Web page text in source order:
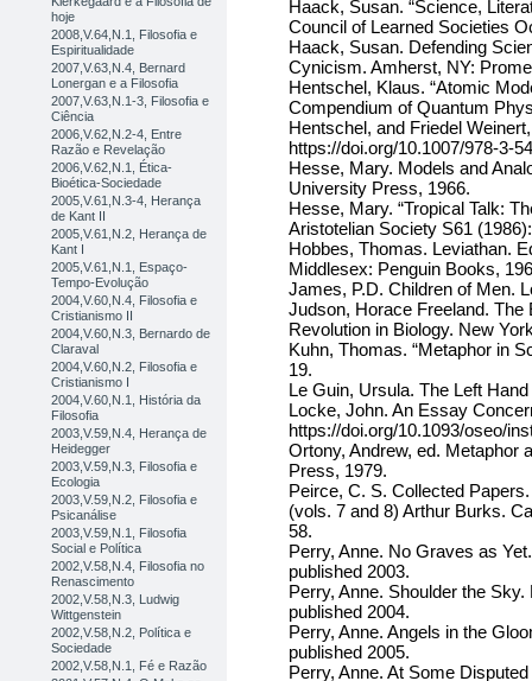
hoje
2008,V.64,N.1, Filosofia e
Espiritualidade
2007,V.63,N.4, Bernard
Lonergan e a Filosofia
2007,V.63,N.1-3, Filosofia e
Ciência
2006,V.62,N.2-4, Entre
Razão e Revelação
2006,V.62,N.1, Ética-
Bioética-Sociedade
2005,V.61,N.3-4, Herança
de Kant II
2005,V.61,N.2, Herança de
Kant I
2005,V.61,N.1, Espaço-
Tempo-Evolução
2004,V.60,N.4, Filosofia e
Cristianismo II
2004,V.60,N.3, Bernardo de
Claraval
2004,V.60,N.2, Filosofia e
Cristianismo I
2004,V.60,N.1, História da
Filosofia
2003,V.59,N.4, Herança de
Heidegger
2003,V.59,N.3, Filosofia e
Ecologia
2003,V.59,N.2, Filosofia e
Psicanálise
2003,V.59,N.1, Filosofia
Social e Política
2002,V.58,N.4, Filosofia no
Renascimento
2002,V.58,N.3, Ludwig
Wittgenstein
2002,V.58,N.2, Política e
Sociedade
2002,V.58,N.1, Fé e Razão
Haack, Susan. “Science,
Council of Learned Societies
Haack, Susan. Defending
Cynicism. Amherst, NY:
Hentschel, Klaus. “Atomic
Compendium of Quantum
Hentschel, and Friedel
https://doi.org/10.1007/978-3-
Hesse, Mary. Models and
University Press, 1966.
Hesse, Mary. “Tropical Talk:
Aristotelian Society S61
Hobbes, Thomas. Leviathan.
Middlesex: Penguin Books,
James, P.D. Children of Men.
Judson, Horace Freeland.
Revolution in Biology. New
Kuhn, Thomas. “Metaphor in
19.
Le Guin, Ursula. The Left
Locke, John. An Essay
https://doi.org/10.1093/oseo/
Ortony, Andrew, ed. Metaphor
Press, 1979.
Peirce, C. S. Collected
(vols. 7 and 8) Arthur Burks.
58.
Perry, Anne. No Graves as
published 2003.
Perry, Anne. Shoulder the
published 2004.
Perry, Anne. Angels in the
published 2005.
Perry, Anne. At Some